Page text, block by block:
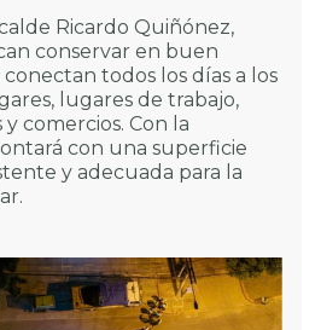
Ricardo Quiñónez,
conservar en buen
todos los días a los
lugares de trabajo,
comercios. Con la
con una superficie
y adecuada para la